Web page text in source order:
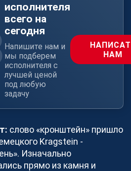
просто
больше целевых заказов,
мощности и
более 280 зарегистрированным
продукции из
исполнителя
всего на
сегодня
Напишите нам и
мы подберем
исполнителя с
лучшей ценой
под любую
задачу
НАМ
слово «кронштейн» пришло
Kragstein -
Изначально
прямо из камня и